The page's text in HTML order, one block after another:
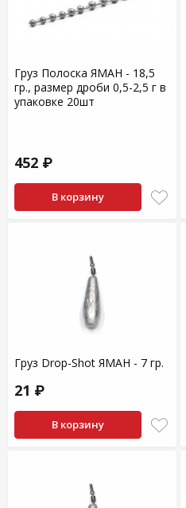
Груз Полоска ЯМАН - 18,5
гр., размер дроби 0,5-2,5 г в
упаковке 20шт
452 ₽
В корзину
Груз Drop-Shot ЯМАН - 7 гр.
21 ₽
В корзину